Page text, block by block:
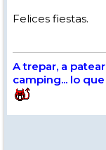
Felices fiestas.
A trepar, a
camping... lo